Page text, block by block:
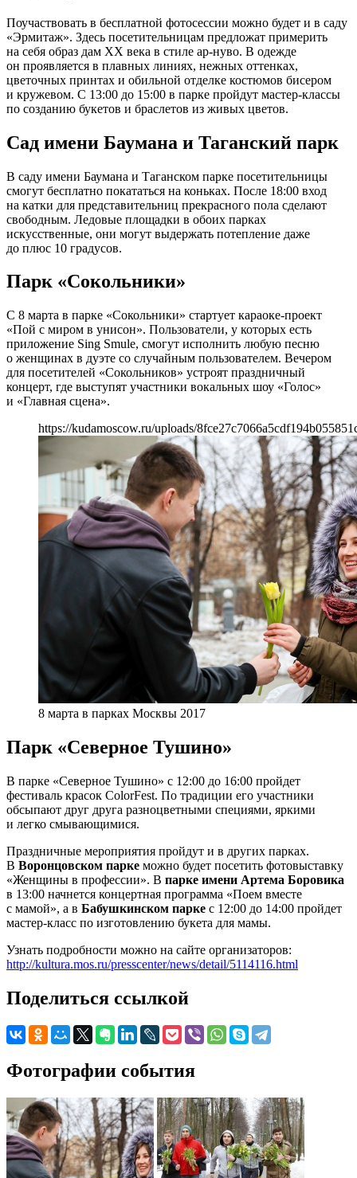
Поучаствовать в бесплатной фотосессии можно будет и в саду
«Эрмитаж». Здесь посетительницам предложат примерить
на себя образ дам XX века в стиле ар-нуво. В одежде
он проявляется в плавных линиях, нежных оттенках,
цветочных принтах и обильной отделке костюмов бисером
и кружевом. С 13:00 до 15:00 в парке пройдут мастер-классы
по созданию букетов и браслетов из живых цветов.
Сад имени Баумана и Таганский парк
В саду имени Баумана и Таганском парке посетительницы
смогут бесплатно покататься на коньках. После 18:00 вход
на катки для представительниц прекрасного пола сделают
свободным. Ледовые площадки в обоих парках
искусственные, они могут выдержать потепление даже
до плюс 10 градусов.
Парк «Сокольники»
С 8 марта в парке «Сокольники» стартует караоке-проект
«Пой с миром в унисон». Пользователи, у которых есть
приложение Sing Smule, смогут исполнить любую песню
о женщинах в дуэте со случайным пользователем. Вечером
для посетителей «Сокольников» устроят праздничный
концерт, где выступят участники вокальных шоу «Голос»
и «Главная сцена».
https://kudamoscow.ru/uploads/
8 марта в парках Москвы 2017
Парк «Северное Тушино»
В парке «Северное Тушино» с 12:00 до 16:00 пройдет
фестиваль красок ColorFest. По традиции его участники
обсыпают друг друга разноцветными специями, яркими
и легко смывающимися.
Праздничные мероприятия пройдут и в других парках.
В Воронцовском парке можно будет посетить фотовыставку
«Женщины в профессии». В парке имени Артема Боровика
в 13:00 начнется концертная программа «Поем вместе
с мамой», а в Бабушкинском парке с 12:00 до 14:00 пройдет
мастер-класс по изготовлению букета для мамы.
Узнать подробности можно на сайте организаторов:
http://kultura.mos.ru/presscenter/news/detail/5114116.html
Поделиться ссылкой
Фотографии события